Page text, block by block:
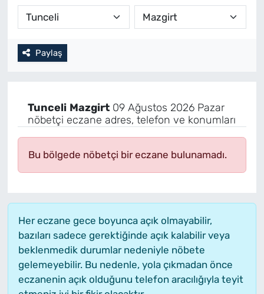
Paylaş
Tunceli Mazgirt09 Ağustos 2026 Pazar
nöbetçi eczane adres, telefon ve konumları
Bu bölgede nöbetçi bir eczane bulunamadı.
Her eczane gece boyunca açık olmayabilir,
bazıları sadece gerektiğinde açık kalabilir veya
beklenmedik durumlar nedeniyle nöbete
gelemeyebilir. Bu nedenle, yola çıkmadan önce
eczanenin açık olduğunu telefon aracılığıyla teyit